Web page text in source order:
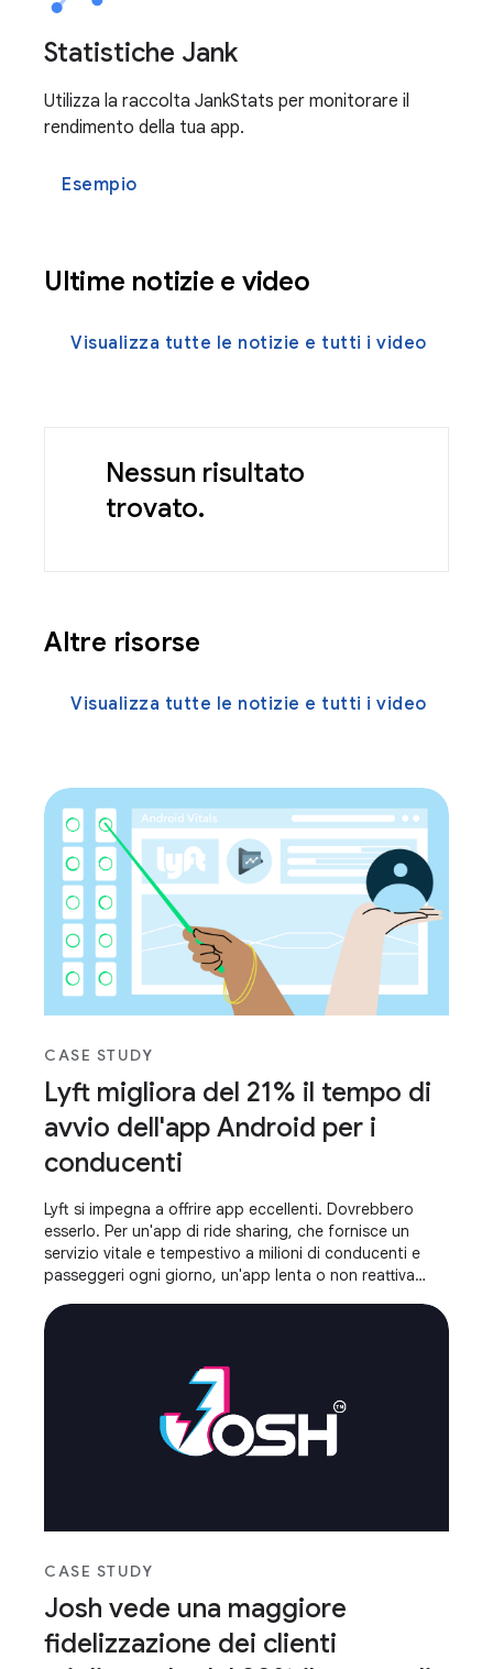
Statistiche Jank
Utilizza la raccolta JankStats per monitorare il
rendimento della tua app.
Esempio
Ultime notizie e video
Visualizza tutte le notizie e tutti i video
Nessun risultato
trovato.
Altre risorse
Visualizza tutte le notizie e tutti i video
CASE STUDY
Lyft migliora del 21% il tempo di
avvio dell'app Android per i
conducenti
Lyft si impegna a offrire app eccellenti. Dovrebbero
esserlo. Per un'app di ride sharing, che fornisce un
servizio vitale e tempestivo a milioni di conducenti e
passeggeri ogni giorno, un'app lenta o non reattiva
CASE STUDY
Josh vede una maggiore
fidelizzazione dei clienti